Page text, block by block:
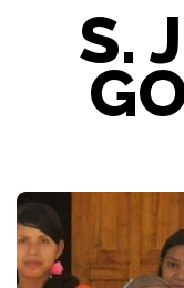
S.